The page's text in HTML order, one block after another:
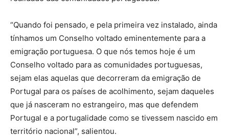
“Quando foi pensado, e pela primeira vez instalado, ainda
tínhamos um Conselho voltado eminentemente para a
emigração portuguesa. O que nós temos hoje é um
Conselho voltado para as comunidades portuguesas,
sejam elas aquelas que decorreram da emigração de
Portugal para os países de acolhimento, sejam daqueles
que já nasceram no estrangeiro, mas que defendem
Portugal e a portugalidade como se tivessem nascido em
território nacional”, salientou.